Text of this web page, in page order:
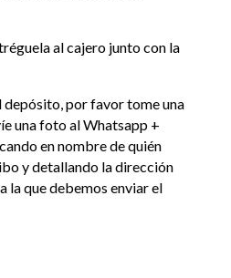
al cajero junto con la
depósito, por favor tome una
una foto al Whatsapp +
en nombre de quién
y detallando la dirección
la que debemos enviar el